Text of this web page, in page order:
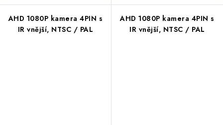
AHD 1080P kamera 4PIN s
IR vnější, NTSC / PAL
AHD 1080P kamera 4PIN s
IR vnější, NTSC / PAL